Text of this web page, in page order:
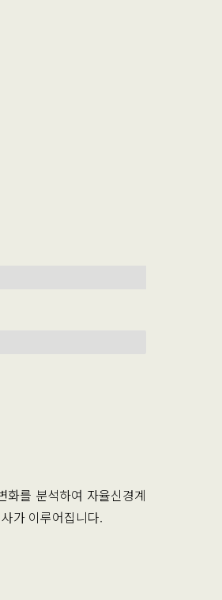
화를 분석하여 자율신경계
가 이루어집니다.